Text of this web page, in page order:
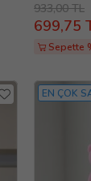
933,00 TL
699,75
Sepette
EN ÇOK